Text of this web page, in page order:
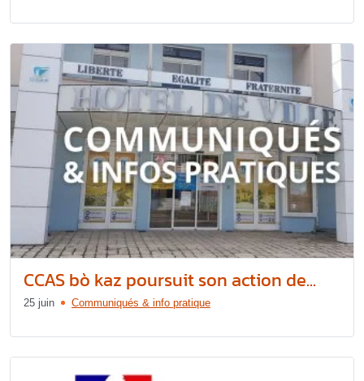
CCAS bò kaz poursuit son action de...
25 juin Communiqués & info pratique